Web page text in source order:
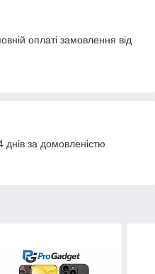
оплаті замовлення від
за домовленістю